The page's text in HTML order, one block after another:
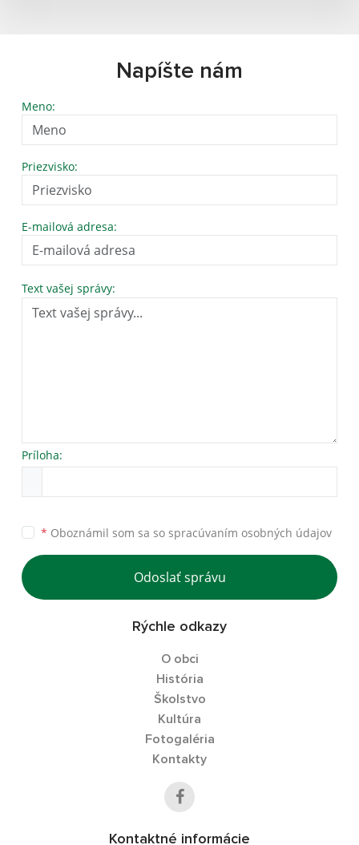
Napíšte nám
Meno:
Priezvisko:
E-mailová adresa:
Text vašej správy:
Príloha:
* Oboznámil som sa so spracúvaním osobných údajov
Odoslať správu
Rýchle odkazy
O obci
História
Školstvo
Kultúra
Fotogaléria
Kontakty
Kontaktné informácie